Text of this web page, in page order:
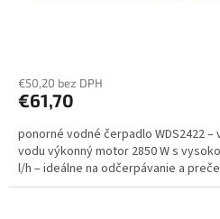
€50,20 bez DPH
€61,70
ponorné vodné čerpadlo WDS2422
vodu výkonný motor 2850 W s
l/h – ideálne na odčerpávanie a